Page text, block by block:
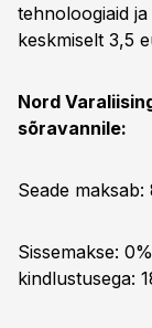
tehnoloogiaid
keskmiselt 3,5
Nord
sõravannile:
Seade
Sissemakse:
kindlustusega: